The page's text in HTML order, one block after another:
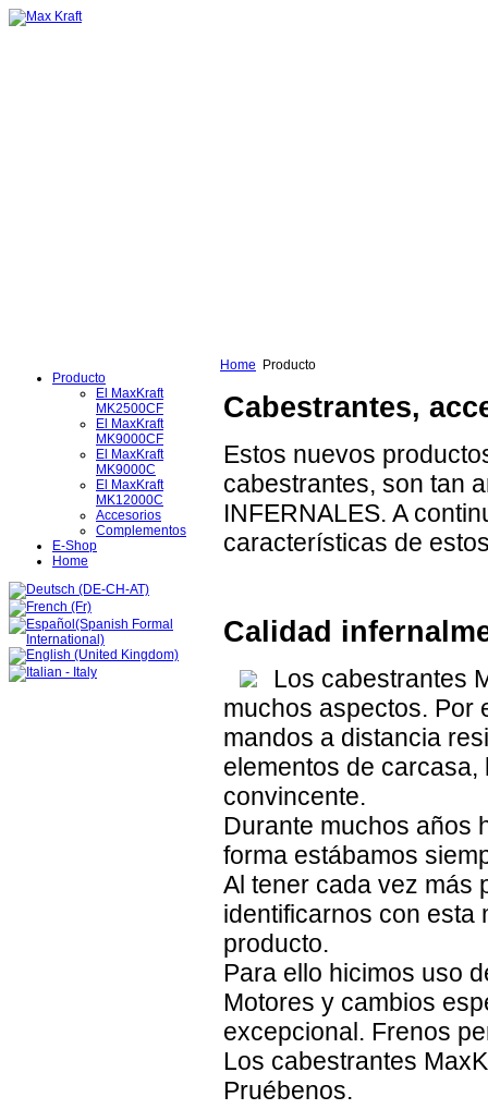
Producto
El MaxKraft
MK2500CF
El MaxKraft
MK9000CF
El MaxKraft
MK9000C
El MaxKraft
MK12000C
Accesorios
Complementos
E-Shop
Home
Home Producto
Cabestrantes,
Estos nuevos
cabestrantes, son tan
INFERNALES. A
características de
Calidad
Los cabestrantes
muchos aspectos. Por
mandos a distancia
elementos de
convincente.
Durante muchos años
forma estábamos
Al tener cada vez más
identificarnos con esta
producto.
Para ello hicimos uso
Motores y cambios
excepcional. Frenos
Los cabestrantes
Pruébenos.